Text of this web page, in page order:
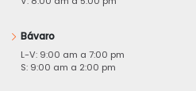
Bávaro
L-V: 9:00 am a 7:00 pm
S: 9:00 am a 2:00 pm